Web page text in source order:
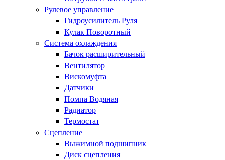
Рулевое управление
Гидроусилитель Руля
Кулак Поворотный
Система охлаждения
Бачок расширительный
Вентилятор
Вискомуфта
Датчики
Помпа Водяная
Радиатор
Термостат
Сцепление
Выжимной подшипник
Диск сцепления